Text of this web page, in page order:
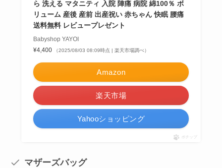
ら 洗える マタニティ 入院 陣痛 病院 綿100％ ボ
リューム 産後 産前 出産祝い 赤ちゃん 快眠 腰痛
送料無料 レビュープレゼント
Babyshop YAYOI
¥4,400
（2025/08/03 08:09時点 | 楽天市場調べ）
Amazon
楽天市場
Yahooショッピング
ポチップ
マザーズバッグ